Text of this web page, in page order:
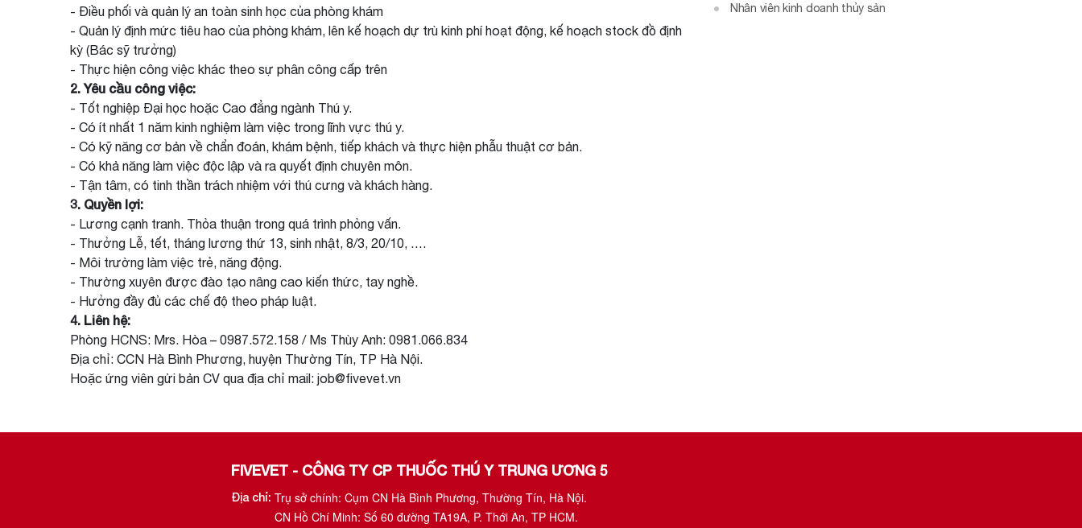
- Điều phối và quản lý an toàn sinh học của phòng khám
- Quản lý định mức tiêu hao của phòng khám, lên kế hoạch dự trù kinh phí hoạt động, kế hoạch stock đồ định
kỳ (Bác sỹ trưởng)
- Thực hiện công việc khác theo sự phân công cấp trên
2. Yêu cầu công việc:
- Tốt nghiệp Đại học hoặc Cao đẳng ngành Thú y.
- Có ít nhất 1 năm kinh nghiệm làm việc trong lĩnh vực thú y.
- Có kỹ năng cơ bản về chẩn đoán, khám bệnh, tiếp khách và thực hiện phẫu thuật cơ bản.
- Có khả năng làm việc độc lập và ra quyết định chuyên môn.
- Tận tâm, có tinh thần trách nhiệm với thú cưng và khách hàng.
3. Quyền lợi:
- Lương cạnh tranh. Thỏa thuận trong quá trình phỏng vấn.
- Thưởng Lễ, tết, tháng lương thứ 13, sinh nhật, 8/3, 20/10, ….
- Môi trường làm việc trẻ, năng động.
- Thường xuyên được đào tạo nâng cao kiến thức, tay nghề.
- Hưởng đầy đủ các chế độ theo pháp luật.
4. Liên hệ:
Phòng HCNS: Mrs. Hòa – 0987.572.158 / Ms Thùy Anh: 0981.066.834
Địa chỉ: CCN Hà Bình Phương, huyện Thường Tín, TP Hà Nội.
Hoặc ứng viên gửi bản CV qua địa chỉ mail: job@fivevet.vn
Nhân viên kinh doanh thủy sản
FIVEVET - CÔNG TY CP THUỐC THÚ Y TRUNG ƯƠNG 5
Địa chỉ: Trụ sở chính: Cụm CN Hà Bình Phương, Thường Tín, Hà Nội.
CN Hồ Chí Minh: Số 60 đường TA19A, P. Thới An, TP HCM.